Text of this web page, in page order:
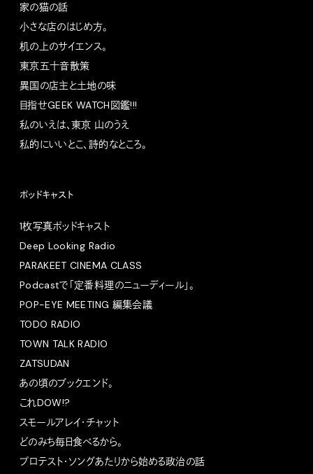
家の猫の話
小さな店のはじめ方。
机の上のサイエンス。
東京五十音散策
異国の店主と土地の味
目指せGEEK WATCH図鑑!!!
私のいえは、東京 山のうえ
私的にいいとこ、詩的なところ。
ポッドキャスト
1枚写真ポッドキャスト
Deep Looking Radio
PARAKEET CINEMA CLASS
Podcastで「定番料理のニューディール」。
POP-EYE MEETING 編集会議
TODO RADIO
TOWN TALK RADIO
ZATSUDAN
あの頃のブックエンド。
これDOW!?
スモールアレイ・チャット
どのみち毎日食べるから。
プロテスト・ソングあたりから始める政治の話